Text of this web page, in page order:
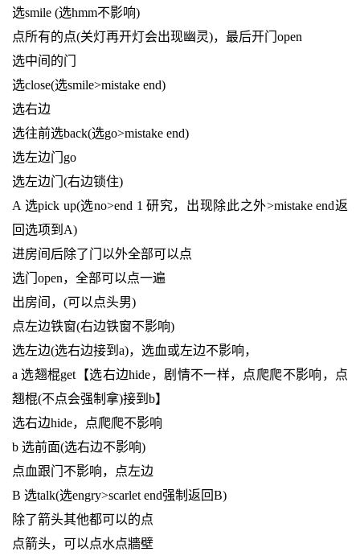
选smile (选hmm不影响)
点所有的点(关灯再开灯会出现幽灵)，最后开门open
选中间的门
选close(选smile>mistake end)
选右边
选往前选back(选go>mistake end)
选左边门go
选左边门(右边锁住)
A 选pick up(选no>end 1 研究，出现除此之外>mistake end返
回选项到A)
进房间后除了门以外全部可以点
选门open，全部可以点一遍
出房间，(可以点头男)
点左边铁窗(右边铁窗不影响)
选左边(选右边接到a)，选血或左边不影响，
a 选翘棍get【选右边hide，剧情不一样，点爬爬不影响，点
翘棍(不点会强制拿)接到b】
选右边hide，点爬爬不影响
b 选前面(选右边不影响)
点血跟门不影响，点左边
B 选talk(选engry>scarlet end强制返回B)
除了箭头其他都可以的点
点箭头，可以点水点牆壁